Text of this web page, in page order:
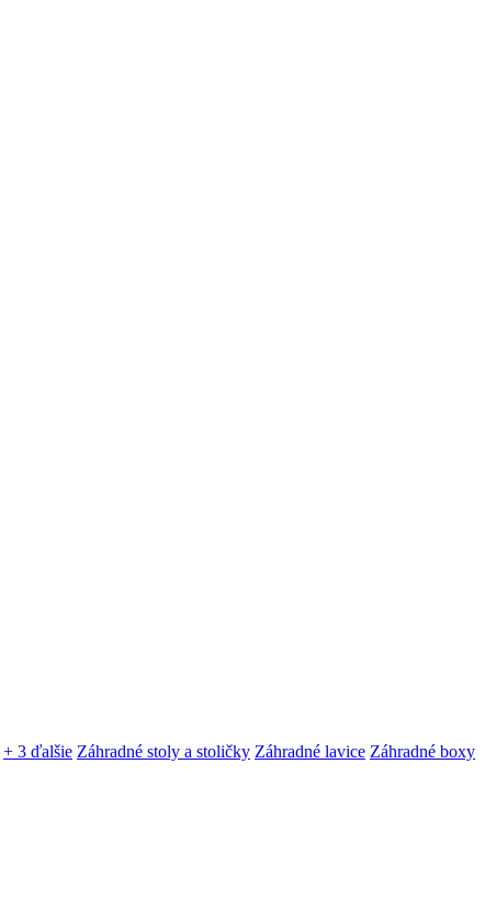
+ 3 ďalšie Záhradné stoly a stoličky Záhradné lavice Záhradné boxy